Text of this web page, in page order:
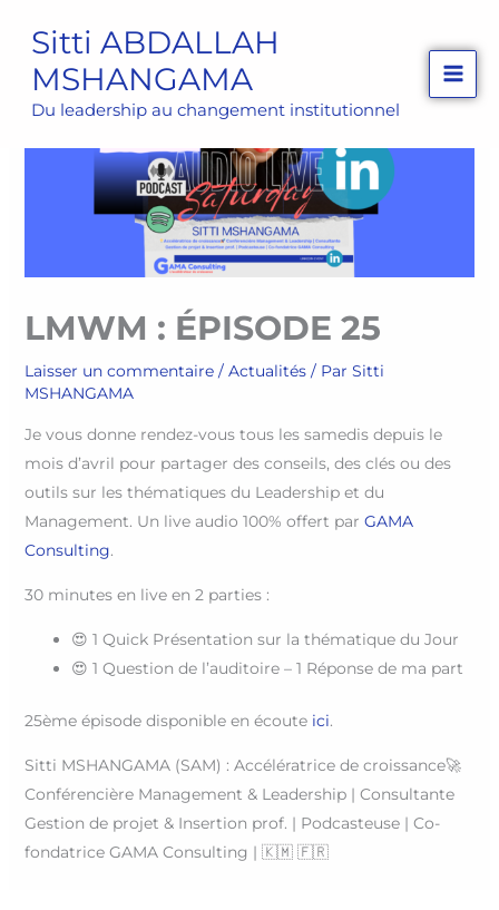
contenu
Sitti ABDALLAH
MSHANGAMA
Du leadership au changement institutionnel
LMWM : ÉPISODE 25
Laisser un commentaire / Actualités/ Par Sitti
MSHANGAMA
Je vous donne rendez-vous tous les samedis depuis le
mois d’avril pour partager des conseils, des clés ou des
outils sur les thématiques du Leadership et du
Management. Un live audio 100% offert par GAMA
Consulting.
30 minutes en live en 2 parties :
😍 1 Quick Présentation sur la thématique du Jour
😍 1 Question de l’auditoire – 1 Réponse de ma part
25ème épisode disponible en écoute ici.
Sitti MSHANGAMA (SAM) : Accélératrice de croissance🚀
Conférencière Management & Leadership | Consultante
Gestion de projet & Insertion prof. | Podcasteuse | Co-
fondatrice GAMA Consulting | 🇰🇲 🇫🇷